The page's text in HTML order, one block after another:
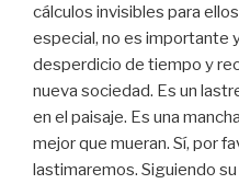
cálculos invisibles para
especial, no es importante
desperdicio de tiempo y
nueva sociedad. Es un
en el paisaje. Es una
mejor que mueran. Sí, por
lastimaremos. Siguiendo